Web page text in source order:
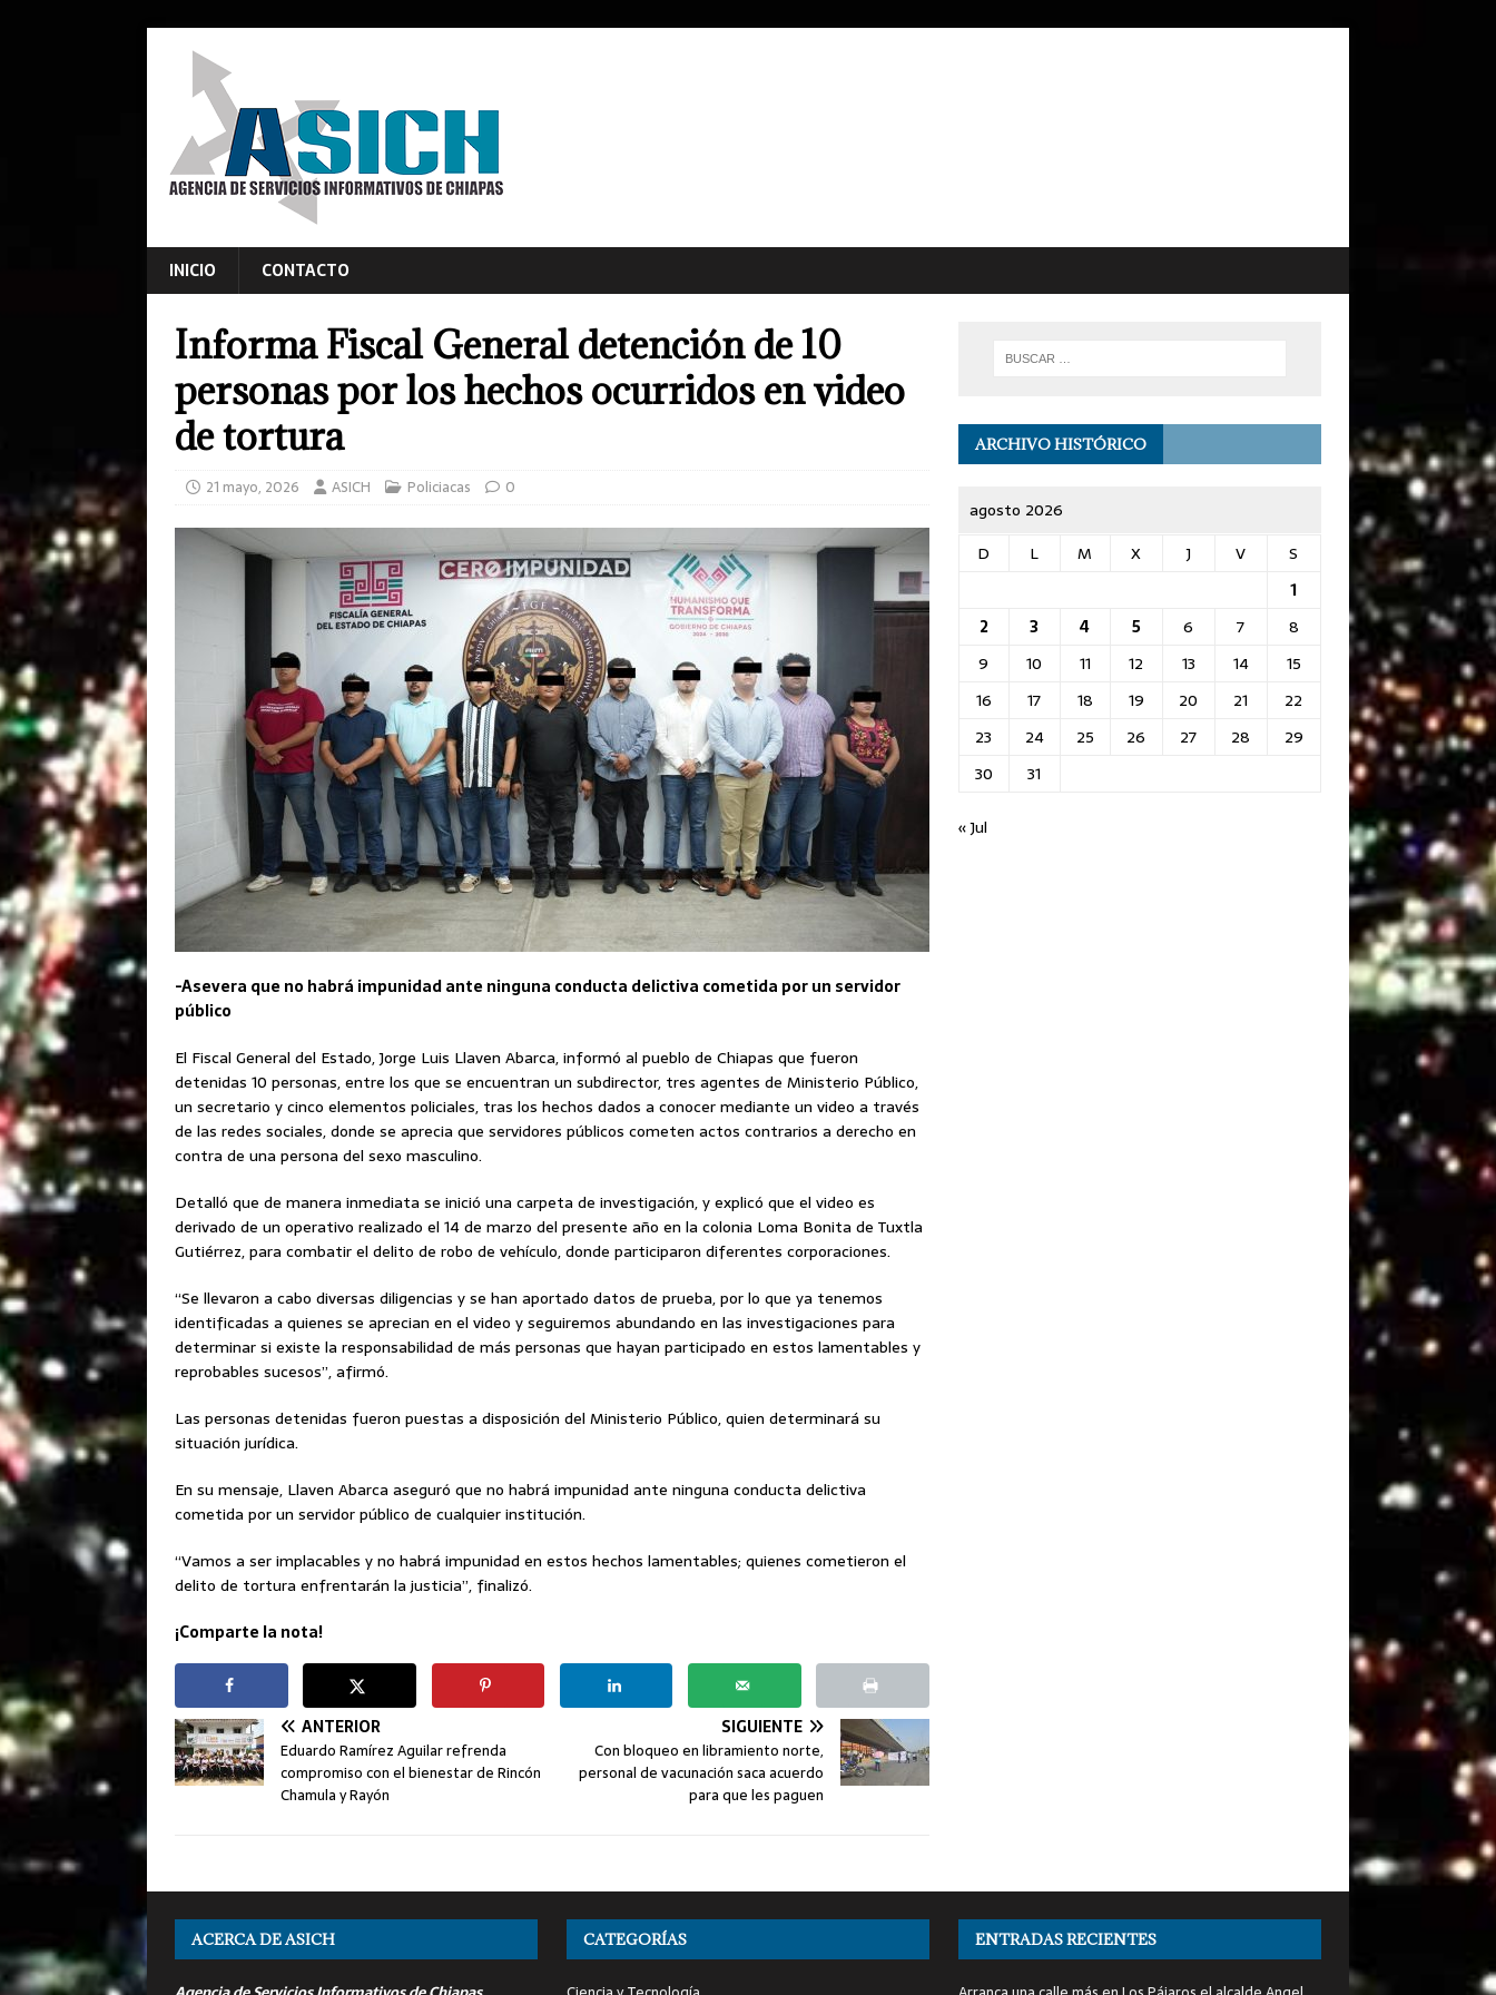
INICIO CONTACTO
Informa Fiscal General detención de 10
personas por los hechos ocurridos en video
de tortura
21 mayo, 2026 ASICH Policiacas 0
-Asevera que no habrá impunidad ante ninguna conducta delictiva cometida por un servidor
público
El Fiscal General del Estado, Jorge Luis Llaven Abarca, informó al pueblo de Chiapas que fueron
detenidas 10 personas, entre los que se encuentran un subdirector, tres agentes de Ministerio Público,
un secretario y cinco elementos policiales, tras los hechos dados a conocer mediante un video a través
de las redes sociales, donde se aprecia que servidores públicos cometen actos contrarios a derecho en
contra de una persona del sexo masculino.
Detalló que de manera inmediata se inició una carpeta de investigación, y explicó que el video es
derivado de un operativo realizado el 14 de marzo del presente año en la colonia Loma Bonita de Tuxtla
Gutiérrez, para combatir el delito de robo de vehículo, donde participaron diferentes corporaciones.
“Se llevaron a cabo diversas diligencias y se han aportado datos de prueba, por lo que ya tenemos
identificadas a quienes se aprecian en el video y seguiremos abundando en las investigaciones para
determinar si existe la responsabilidad de más personas que hayan participado en estos lamentables y
reprobables sucesos”, afirmó.
Las personas detenidas fueron puestas a disposición del Ministerio Público, quien determinará su
situación jurídica.
En su mensaje, Llaven Abarca aseguró que no habrá impunidad ante ninguna conducta delictiva
cometida por un servidor público de cualquier institución.
“Vamos a ser implacables y no habrá impunidad en estos hechos lamentables; quienes cometieron el
delito de tortura enfrentarán la justicia”, finalizó.
¡Comparte la nota!
ANTERIOR
Eduardo Ramírez Aguilar refrenda
compromiso con el bienestar de Rincón
Chamula y Rayón
SIGUIENTE
Con bloqueo en libramiento norte,
personal de vacunación saca acuerdo
para que les paguen
ARCHIVO HISTÓRICO
agosto 2026
D
L M X J V
S
1
2
3 4 5 6 7
8
9
10 11 12 13 14
15
16
17 18 19 20 21
22
23
24 25 26 27 28
29
30
31
« Jul
ACERCA DE ASICH CATEGORÍAS ENTRADAS RECIENTES